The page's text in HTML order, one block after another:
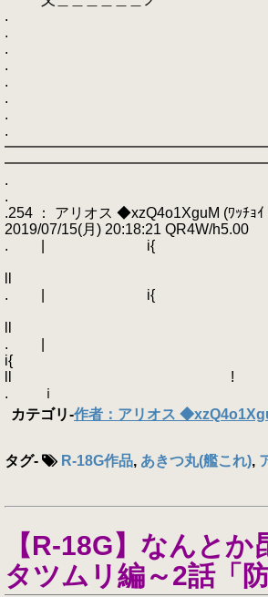
.
.
.
.
.
.
.
.
.
.
.254 ： アリオス ◆xzQ4o1XguM (ﾜｯﾁｮｲ
2019/07/15(月) 20:18:21 QR4W/h5.00
. |
. |
. |
ll !
. ｉ
カテゴリ-作者：アリオス
タグ- R-18G作品, あきつ丸(艦これ),
【R-18G】なんとか
タツムリ編～2話「防